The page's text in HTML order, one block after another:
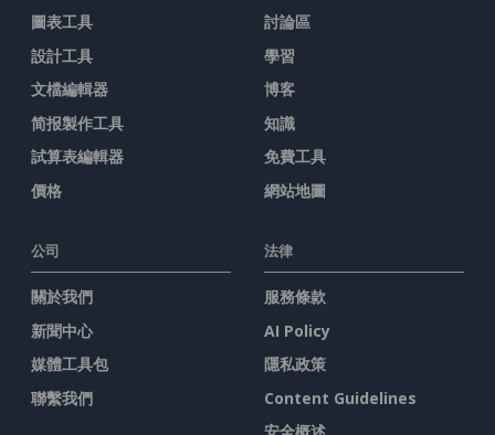
圖表工具
設計工具
文檔編輯器
简报製作工具
試算表編輯器
價格
討論區
學習
博客
知識
免費工具
網站地圖
公司
關於我們
新聞中心
媒體工具包
聯繫我們
法律
服務條款
AI Policy
隱私政策
Content Guidelines